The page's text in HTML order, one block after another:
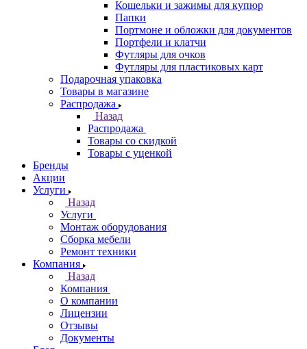
Кошельки и зажимы для купюр
Папки
Портмоне и обложки для документов
Портфели и клатчи
Футляры для очков
Футляры для пластиковых карт
Подарочная упаковка
Товары в магазине
Распродажа
Назад
Распродажа
Товары со скидкой
Товары с уценкой
Бренды
Акции
Услуги
Назад
Услуги
Монтаж оборудования
Сборка мебели
Ремонт техники
Компания
Назад
Компания
О компании
Лицензии
Отзывы
Документы